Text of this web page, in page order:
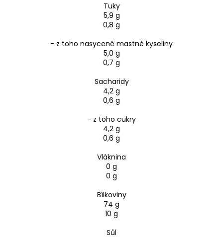
Tuky
5,9 g
0,8 g
- z toho nasycené mastné kyseliny
5,0 g
0,7 g
Sacharidy
4,2 g
0,6 g
- z toho cukry
4,2 g
0,6 g
Vláknina
0 g
0 g
Bílkoviny
74 g
10 g
Sůl